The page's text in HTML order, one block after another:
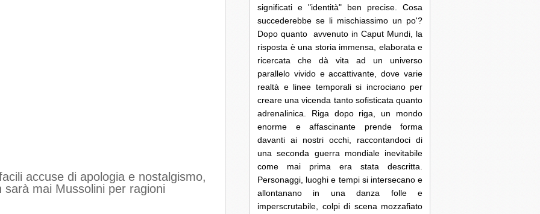
accuse di apologia e nostalgismo,
mai Mussolini per ragioni
significati e "identità" ben precise. Cosa
succederebbe se li mischiassimo un po'?
Dopo quanto avvenuto in Caput Mundi, la
risposta è una storia immensa, elaborata e
ricercata che dà vita ad un universo
parallelo vivido e accattivante, dove varie
realtà e linee temporali si incrociano per
creare una vicenda tanto sofisticata quanto
adrenalinica. Riga dopo riga, un mondo
enorme e affascinante prende forma
davanti ai nostri occhi, raccontandoci di
una seconda guerra mondiale inevitabile
come mai prima era stata descritta.
Personaggi, luoghi e tempi si intersecano e
allontanano in una danza folle e
imperscrutabile, colpi di scena mozzafiato